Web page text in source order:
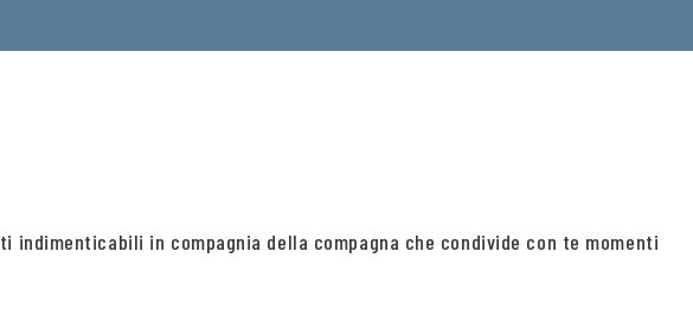
indimenticabili in compagnia della compagna che condivide con te momenti